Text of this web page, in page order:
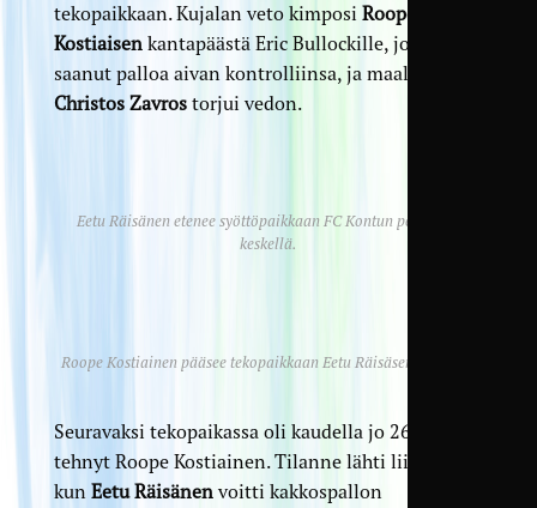
tekopaikkaan. Kujalan veto kimposi Roope
Kostiaisenkantapäästä Eric Bullockille, joka ei
saanut palloa aivan kontrolliinsa, ja maalivahti
Christos Zavrostorjui vedon.
Eetu Räisänen etenee syöttöpaikkaan FC Kontun pelaajien
keskellä.
Roope Kostiainen pääsee tekopaikkaan Eetu Räisäsen syötöstä.
Seuravaksi tekopaikassa oli kaudella jo 26 maalia
tehnyt Roope Kostiainen. Tilanne lähti liikkeelle
kun Eetu Räisänenvoitti kakkospallon